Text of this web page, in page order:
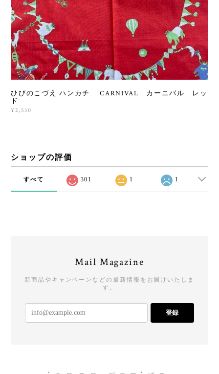
ひびのこづえ ハンカチ CARNIVAL カーニバル レッ
ド
¥2,530
ショップの評価
すべて 301 1 1
Mail Magazine
新商品やキャンペーンなどの最新情報をお届けいたしま
す。
登録